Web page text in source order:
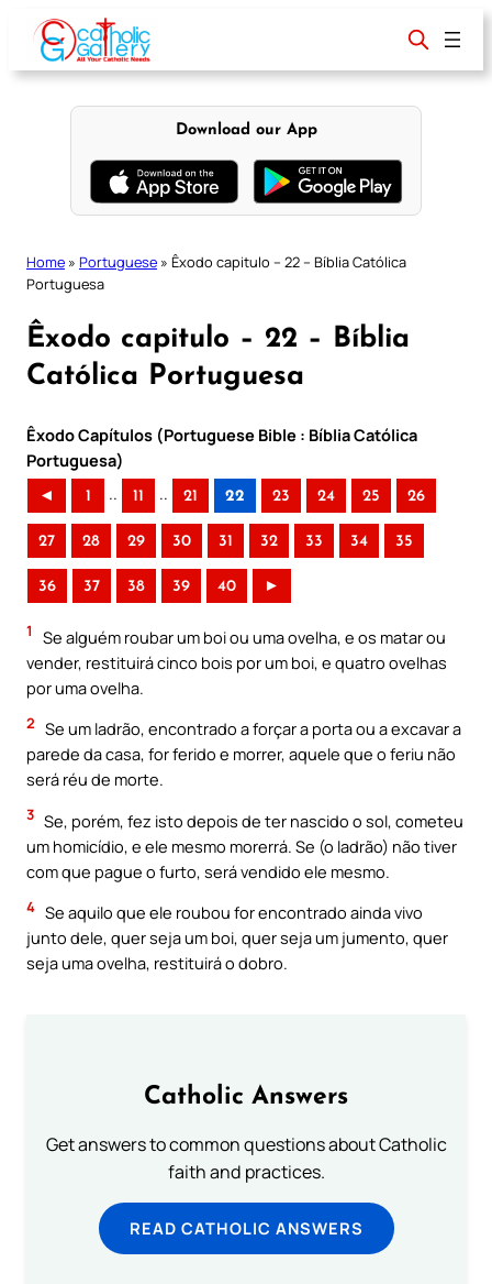
content
Download our App
Home » Portuguese » Êxodo capitulo – 22 – Bíblia Católica
Portuguesa
Êxodo capitulo – 22 – Bíblia
Católica Portuguesa
Êxodo Capítulos (Portuguese Bible : Bíblia Católica
Portuguesa)
◄ 1 .. 11 .. 21 22 23 24 25 26
27 28 29 30 31 32 33 34 35
36 37 38 39 40 ►
1
Se alguém roubar um boi ou uma ovelha, e os matar ou
vender, restituirá cinco bois por um boi, e quatro ovelhas
por uma ovelha.
2 Se um ladrão, encontrado a forçar a porta ou a excavar a
parede da casa, for ferido e morrer, aquele que o feriu não
será réu de morte.
3 Se, porém, fez isto depois de ter nascido o sol, cometeu
um homicídio, e ele mesmo morerrá. Se (o ladrão) não tiver
com que pague o furto, será vendido ele mesmo.
4 Se aquilo que ele roubou for encontrado ainda vivo
junto dele, quer seja um boi, quer seja um jumento, quer
seja uma ovelha, restituirá o dobro.
Catholic Answers
Get answers to common questions about Catholic
faith and practices.
READ CATHOLIC ANSWERS